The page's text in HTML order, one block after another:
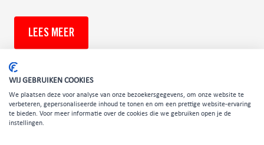
LEES MEER
WIJ GEBRUIKEN COOKIES
We plaatsen deze voor analyse van onze bezoekersgegevens, om onze website te
verbeteren, gepersonaliseerde inhoud te tonen en om een prettige website-ervaring
te bieden. Voor meer informatie over de cookies die we gebruiken open je de
instellingen.